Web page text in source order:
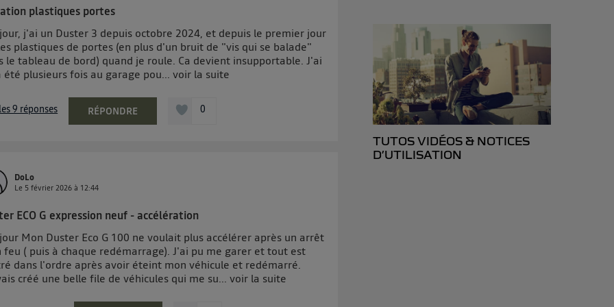
plastiques portes
j'ai un Duster 3 depuis octobre 2024, et depuis le premier jour
plastiques de portes (en plus d'un bruit de "vis qui se balade"
le tableau de bord) quand je roule. Ca devient insupportable. J'ai
été plusieurs fois au garage pou...voir la suite
9 réponses RÉPONDRE 0
DoLo
Le 5 février 2026 à 12:44
ECO G expression neuf - accélération
Mon Duster Eco G 100 ne voulait plus accélérer après un arrêt
feu ( puis à chaque redémarrage). J'ai pu me garer et tout est
dans l'ordre après avoir éteint mon véhicule et redémarré.
créé une belle file de véhicules qui me su...voir la suite
TUTOS VIDÉOS & NOTICES
D’UTILISATION
pouvez à tout moment retirer ce consentement sur
") ou via la page « gérer Utiq » en bas de ce site. Pour plus
veuillez consulter la Politique d'information sur les données
personnelles d'Utiq.